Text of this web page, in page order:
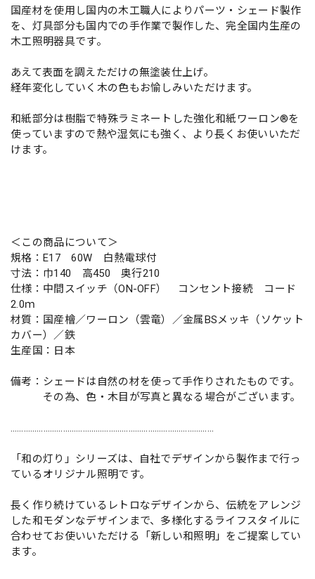
国産材を使用し国内の木工職人によりパーツ・シェード製作
を、灯具部分も国内での手作業で製作した、完全国内生産の
木工照明器具です。
あえて表面を調えただけの無塗装仕上げ。
経年変化していく木の色もお愉しみいただけます。
和紙部分は樹脂で特殊ラミネートした強化和紙ワーロン®を
使っていますので熱や湿気にも強く、より長くお使いいただ
けます。
＜この商品について＞
規格：E17 60W 白熱電球付
寸法：巾140 高450 奥行210
仕様：中間スイッチ（ON-OFF） コンセント接続 コード
2.0ｍ
材質：国産檜／ワーロン（雲竜）／金属BSメッキ（ソケット
カバー）／鉄
生産国：日本
備考：シェードは自然の材を使って手作りされたものです。
その為、色・木目が写真と異なる場合がございます。
…………………………………………………………………………………
「和の灯り」シリーズは、自社でデザインから製作まで行っ
ているオリジナル照明です。
長く作り続けているレトロなデザインから、伝統をアレンジ
した和モダンなデザインまで、多様化するライフスタイルに
合わせてお使いいただける「新しい和照明」をご提案してい
ます。